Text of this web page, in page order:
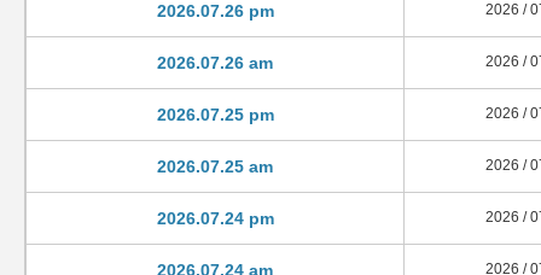
2026.07.26 pm 2026 /
2026.07.26 am 2026 /
2026.07.25 pm 2026 /
2026.07.25 am 2026 /
2026.07.24 pm 2026 /
2026.07.24 am 2026 /